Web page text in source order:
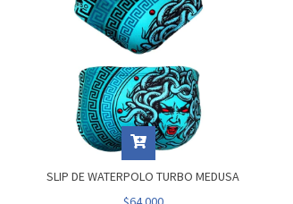
SLIP DE WATERPOLO TURBO MEDUSA